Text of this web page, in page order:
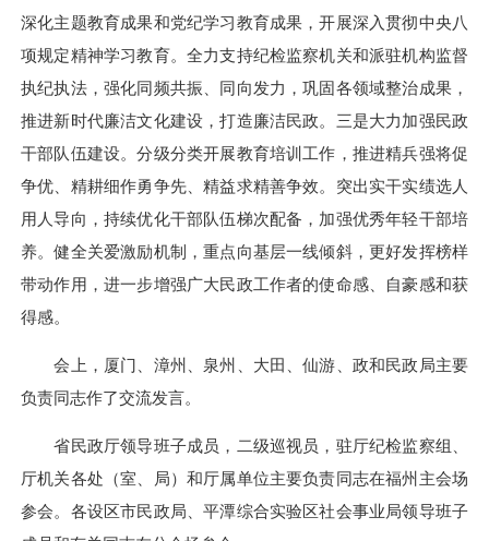
深化主题教育成果和党纪学习教育成果，开展深入贯彻中央八
项规定精神学习教育。全力支持纪检监察机关和派驻机构监督
执纪执法，强化同频共振、同向发力，巩固各领域整治成果，
推进新时代廉洁文化建设，打造廉洁民政。三是大力加强民政
干部队伍建设。分级分类开展教育培训工作，推进精兵强将促
争优、精耕细作勇争先、精益求精善争效。突出实干实绩选人
用人导向，持续优化干部队伍梯次配备，加强优秀年轻干部培
养。健全关爱激励机制，重点向基层一线倾斜，更好发挥榜样
带动作用，进一步增强广大民政工作者的使命感、自豪感和获
得感。
会上，厦门、漳州、泉州、大田、仙游、政和民政局主要
负责同志作了交流发言。
省民政厅领导班子成员，二级巡视员，驻厅纪检监察组、
厅机关各处（室、局）和厅属单位主要负责同志在福州主会场
参会。各设区市民政局、平潭综合实验区社会事业局领导班子